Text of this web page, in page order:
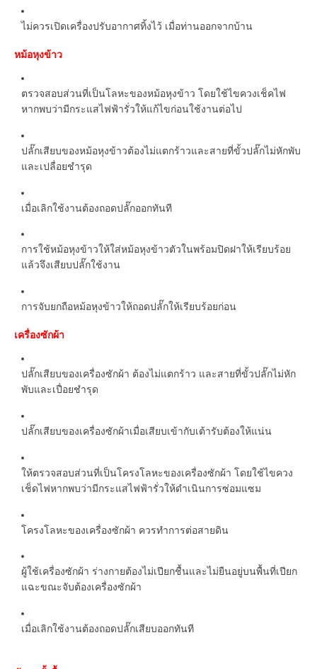
ไม่ควรเปิดเครื่องปรับอากาศทิ้งไว้ เมื่อท่านออกจากบ้าน
หม้อหุงข้าว
ตรวจสอบส่วนที่เป็นโลหะของหม้อหุงข้าว โดยใช้ไขควงเช็คไฟ
หากพบว่ามีกระแสไฟฟ้ารั่วให้แก้ไขก่อนใช้งานต่อไป
ปลั๊กเสียบของหม้อหุงข้าวต้องไม่แตกร้าวและสายที่ขั้วปลั๊กไม่หักพับ
และเปลื่อยชำรุด
เมื่อเลิกใช้งานต้องถอดปลั๊กออกทันที
การใช้หม้อหุงข้าวให้ใส่หม้อหุงข้าวตัวในพร้อมปิดฝาให้เรียบร้อย
แล้วจึงเสียบปลั๊กใช้งาน
การจับยกถือหม้อหุงข้าวให้ถอดปลั๊กให้เรียบร้อยก่อน
เครื่องซักผ้า
ปลั๊กเสียบของเครื่องซักผ้า ต้องไม่แตกร้าว และสายที่ขั้วปลั๊กไม่หัก
พับและเปื่อยชำรุด
ปลั๊กเสียบของเครื่องซักผ้าเมื่อเสียบเข้ากับเต้ารับต้องให้แน่น
ให้ตรวจสอบส่วนที่เป็นโครงโลหะของเครื่องซักผ้า โดยใช้ไขควง
เช็ดไฟหากพบว่ามีกระแสไฟฟ้ารั่วให้ดำเนินการซ่อมแซม
โครงโลหะของเครื่องซักผ้า ควรทำการต่อสายดิน
ผู้ใช้เครื่องซักผ้า ร่างกายต้องไม่เปียกชื้นและไม่ยืนอยู่บนพื้นที่เปียก
แฉะขณะจับต้องเครื่องซักผ้า
เมื่อเลิกใช้งานต้องถอดปลั๊กเสียบออกทันที